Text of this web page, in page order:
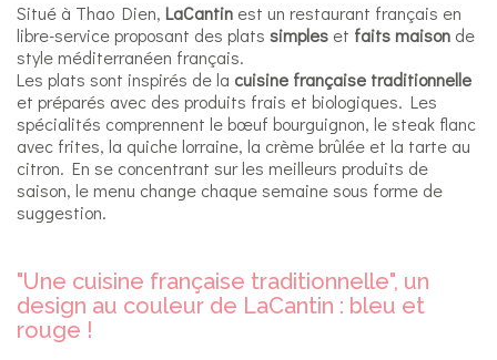
Situé à Thao Dien, LaCantin est un restaurant français en
libre-service proposant des plats simples et faits maison de
style méditerranéen français.
Les plats sont inspirés de la cuisine française traditionnelle
et préparés avec des produits frais et biologiques. Les
spécialités comprennent le bœuf bourguignon, le steak flanc
avec frites, la quiche lorraine, la crème brûlée et la tarte au
citron. En se concentrant sur les meilleurs produits de
saison, le menu change chaque semaine sous forme de
suggestion.
"Une cuisine française traditionnelle", un
design au couleur de LaCantin : bleu et
rouge !